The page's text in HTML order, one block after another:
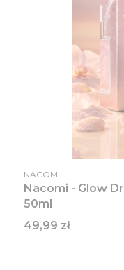
PRODUCENT
NACOMI
Nacomi - Glow
50ml
Cena
49,99 zł